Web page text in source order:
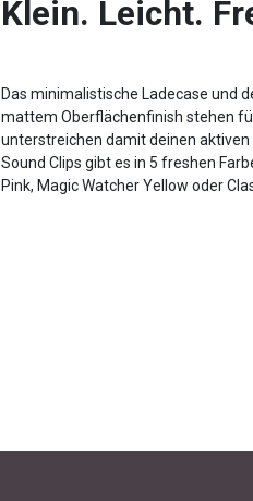
Klein. Leicht.
Das minimalistische Ladecase und
mattem Oberflächenfinish stehen
unterstreichen damit deinen
Sound Clips gibt es in 5 freshen
Pink, Magic Watcher Yellow oder